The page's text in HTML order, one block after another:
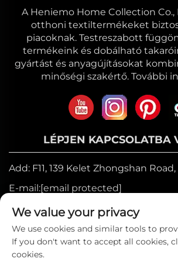
kényelméért.
Kézművesség és
A HENIEMO ágyneműket szigorú
alatt, környezettudatos folyamatokkal
- Alacsony környezeti terhelésű festés
csökkentése érdekében.
- Újrahasznosított csomagolás a
kémiai anyagoktól mentes
A HENIEMO ágynemű több, mint
szükséges alapvető eszközök – ez az
A Heniemo Home Collection
otthoni textiltermékeket
piacoknak. Testreszabott
termékeink és dobálható
gyártást és anyagújításokat
minőségi szakértő. További
LÉPJEN KAPCSOLATBA
Add: F11, 139 Kelet Zhongshan
E-mail:[email protected]
Mozgó:+86-17327710449
Telefon:+86-025-84573776
We value your privacy
We use cookies and similar tools to
If you don't want to accept all cookies,
cookies.